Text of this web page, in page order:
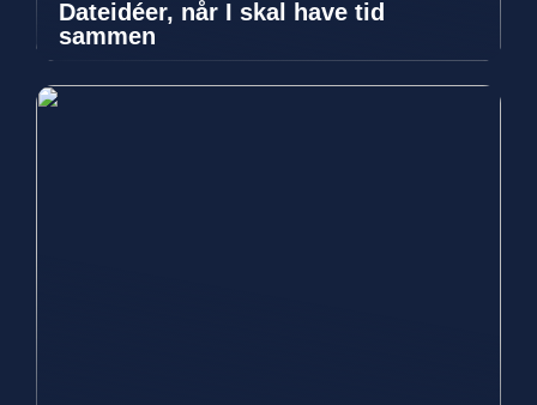
Dateidéer, når I skal have tid
sammen